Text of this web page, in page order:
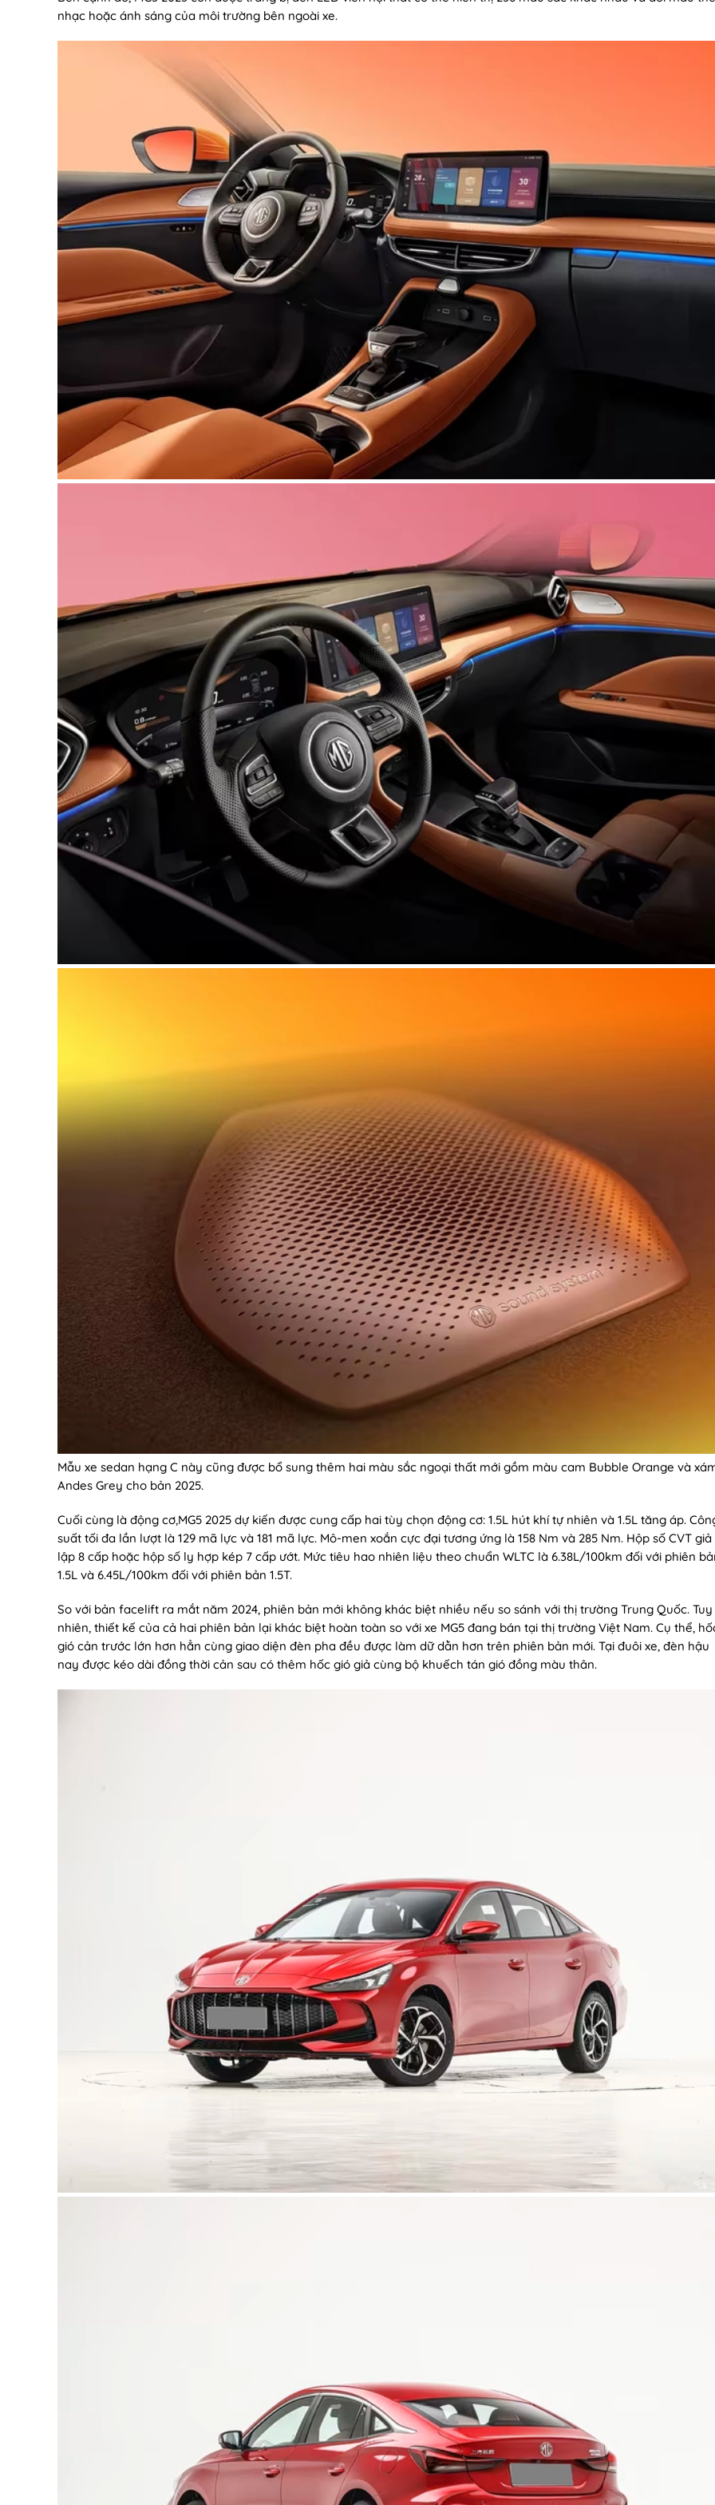
nhạc hoặc ánh sáng của môi trường bên ngoài xe.
Mẫu xe sedan hạng C này cũng được bổ sung thêm hai màu sắc ngoại thất mới gồm màu cam Bubble Orange và
Andes Grey cho bản 2025.
Cuối cùng là động cơ,MG5 2025 dự kiến được cung cấp hai tùy chọn động cơ: 1.5L hút khí tự nhiên và 1.5L tăng áp.
suất tối đa lần lượt là 129 mã lực và 181 mã lực. Mô-men xoắn cực đại tương ứng là 158 Nm và 285 Nm. Hộp số CVT giả
lập 8 cấp hoặc hộp số ly hợp kép 7 cấp ướt. Mức tiêu hao nhiên liệu theo chuẩn WLTC là 6.38L/100km đối với phiên
1.5L và 6.45L/100km đối với phiên bản 1.5T.
So với bản facelift ra mắt năm 2024, phiên bản mới không khác biệt nhiều nếu so sánh với thị trường Trung Quốc. Tuy
nhiên, thiết kế của cả hai phiên bản lại khác biệt hoàn toàn so với xe MG5 đang bán tại thị trường Việt Nam. Cụ thể,
gió cản trước lớn hơn hẳn cùng giao diện đèn pha đều được làm dữ dằn hơn trên phiên bản mới. Tại đuôi xe, đèn hậu
nay được kéo dài đồng thời cản sau có thêm hốc gió giả cùng bộ khuếch tán gió đồng màu thân.